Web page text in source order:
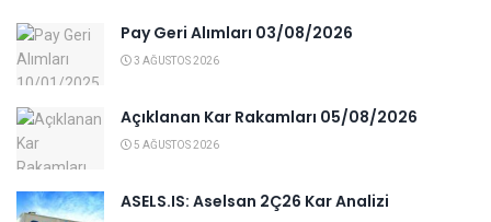
Pay Geri Alımları 03/08/2026
3 AĞUSTOS 2026
Açıklanan Kar Rakamları 05/08/2026
5 AĞUSTOS 2026
ASELS.IS: Aselsan 2Ç26 Kar Analizi